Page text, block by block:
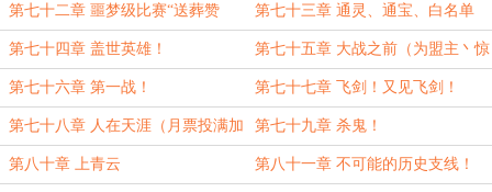
千加更！） 亲张老师加更！）
第七十二章 噩梦级比赛“送葬赞
歌”（为盟主星月渺酌加更！）
第七十三章 通灵、通宝、白名单
第七十四章 盖世英雄！ 第七十五章 大战之前（为盟主丶惊
蛰z加更！）
第七十六章 第一战！ 第七十七章 飞剑！又见飞剑！
第七十八章 人在天涯（月票投满加
更）
第七十九章 杀鬼！
第八十章 上青云 第八十一章 不可能的历史支线！